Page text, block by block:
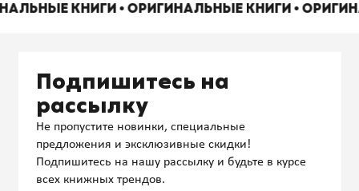
КНИГИ • ОРИГИНАЛЬНЫЕ КНИГИ •
Подпишитесь на
рассылку
Не пропустите новинки, специальные
предложения и эксклюзивные скидки!
Подпишитесь на нашу рассылку и будьте в курсе
всех книжных трендов.